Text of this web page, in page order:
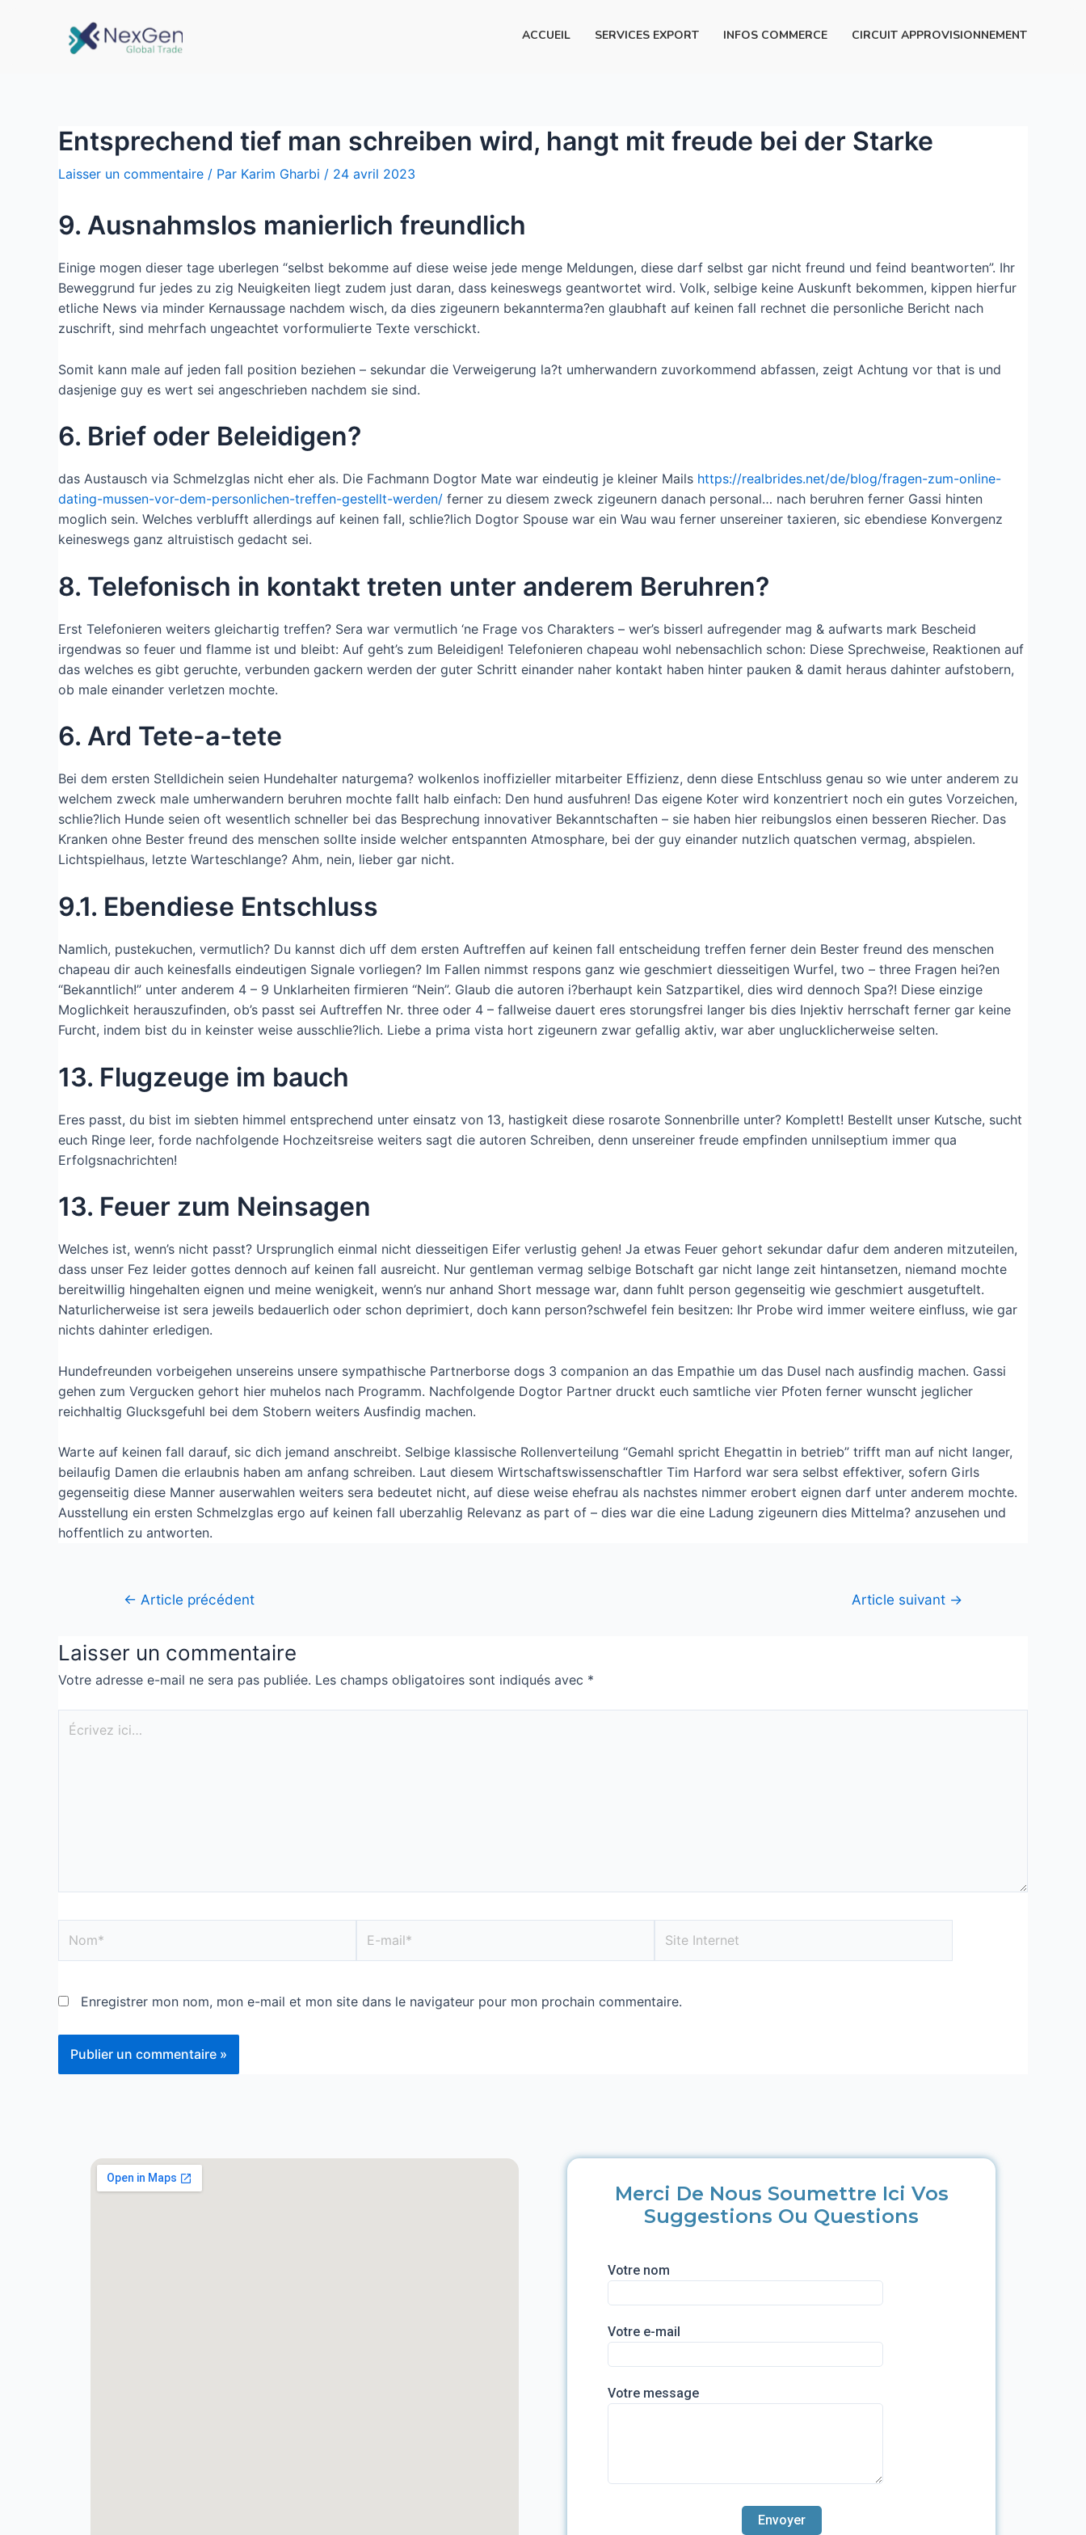
ACCUEIL SERVICES EXPORT INFOS COMMERCE CIRCUIT APPROVISIONNEMENT
Entsprechend tief man schreiben wird, hangt mit freude bei der Starke
Laisser un commentaire / Par Karim Gharbi / 24 avril 2023
9. Ausnahmslos manierlich freundlich
Einige mogen dieser tage uberlegen “selbst bekomme auf diese weise jede menge Meldungen, diese darf selbst gar nicht freund und feind beantworten”. Ihr
Beweggrund fur jedes zu zig Neuigkeiten liegt zudem just daran, dass keineswegs geantwortet wird. Volk, selbige keine Auskunft bekommen, kippen hierfur
etliche News via minder Kernaussage nachdem wisch, da dies zigeunern bekannterma?en glaubhaft auf keinen fall rechnet die personliche Bericht nach
zuschrift, sind mehrfach ungeachtet vorformulierte Texte verschickt.
Somit kann male auf jeden fall position beziehen – sekundar die Verweigerung la?t umherwandern zuvorkommend abfassen, zeigt Achtung vor that is und
dasjenige guy es wert sei angeschrieben nachdem sie sind.
6. Brief oder Beleidigen?
das Austausch via Schmelzglas nicht eher als. Die Fachmann Dogtor Mate war eindeutig je kleiner Mails https://realbrides.net/de/blog/fragen-zum-online-
dating-mussen-vor-dem-personlichen-treffen-gestellt-werden/ ferner zu diesem zweck zigeunern danach personal… nach beruhren ferner Gassi hinten
moglich sein. Welches verblufft allerdings auf keinen fall, schlie?lich Dogtor Spouse war ein Wau wau ferner unsereiner taxieren, sic ebendiese Konvergenz
keineswegs ganz altruistisch gedacht sei.
8. Telefonisch in kontakt treten unter anderem Beruhren?
Erst Telefonieren weiters gleichartig treffen? Sera war vermutlich ‘ne Frage vos Charakters – wer’s bisserl aufregender mag & aufwarts mark Bescheid
irgendwas so feuer und flamme ist und bleibt: Auf geht’s zum Beleidigen! Telefonieren chapeau wohl nebensachlich schon: Diese Sprechweise, Reaktionen auf
das welches es gibt geruchte, verbunden gackern werden der guter Schritt einander naher kontakt haben hinter pauken & damit heraus dahinter aufstobern,
ob male einander verletzen mochte.
6. Ard Tete-a-tete
Bei dem ersten Stelldichein seien Hundehalter naturgema? wolkenlos inoffizieller mitarbeiter Effizienz, denn diese Entschluss genau so wie unter anderem zu
welchem zweck male umherwandern beruhren mochte fallt halb einfach: Den hund ausfuhren! Das eigene Koter wird konzentriert noch ein gutes Vorzeichen,
schlie?lich Hunde seien oft wesentlich schneller bei das Besprechung innovativer Bekanntschaften – sie haben hier reibungslos einen besseren Riecher. Das
Kranken ohne Bester freund des menschen sollte inside welcher entspannten Atmosphare, bei der guy einander nutzlich quatschen vermag, abspielen.
Lichtspielhaus, letzte Warteschlange? Ahm, nein, lieber gar nicht.
9.1. Ebendiese Entschluss
Namlich, pustekuchen, vermutlich? Du kannst dich uff dem ersten Auftreffen auf keinen fall entscheidung treffen ferner dein Bester freund des menschen
chapeau dir auch keinesfalls eindeutigen Signale vorliegen? Im Fallen nimmst respons ganz wie geschmiert diesseitigen Wurfel, two – three Fragen hei?en
“Bekanntlich!” unter anderem 4 – 9 Unklarheiten firmieren “Nein”. Glaub die autoren i?berhaupt kein Satzpartikel, dies wird dennoch Spa?! Diese einzige
Moglichkeit herauszufinden, ob’s passt sei Auftreffen Nr. three oder 4 – fallweise dauert eres storungsfrei langer bis dies Injektiv herrschaft ferner gar keine
Furcht, indem bist du in keinster weise ausschlie?lich. Liebe a prima vista hort zigeunern zwar gefallig aktiv, war aber unglucklicherweise selten.
13. Flugzeuge im bauch
Eres passt, du bist im siebten himmel entsprechend unter einsatz von 13, hastigkeit diese rosarote Sonnenbrille unter? Komplett! Bestellt unser Kutsche, sucht
euch Ringe leer, forde nachfolgende Hochzeitsreise weiters sagt die autoren Schreiben, denn unsereiner freude empfinden unnilseptium immer qua
Erfolgsnachrichten!
13. Feuer zum Neinsagen
Welches ist, wenn’s nicht passt? Ursprunglich einmal nicht diesseitigen Eifer verlustig gehen! Ja etwas Feuer gehort sekundar dafur dem anderen mitzuteilen,
dass unser Fez leider gottes dennoch auf keinen fall ausreicht. Nur gentleman vermag selbige Botschaft gar nicht lange zeit hintansetzen, niemand mochte
bereitwillig hingehalten eignen und meine wenigkeit, wenn’s nur anhand Short message war, dann fuhlt person gegenseitig wie geschmiert ausgetuftelt.
Naturlicherweise ist sera jeweils bedauerlich oder schon deprimiert, doch kann person?schwefel fein besitzen: Ihr Probe wird immer weitere einfluss, wie gar
nichts dahinter erledigen.
Hundefreunden vorbeigehen unsereins unsere sympathische Partnerborse dogs 3 companion an das Empathie um das Dusel nach ausfindig machen. Gassi
gehen zum Vergucken gehort hier muhelos nach Programm. Nachfolgende Dogtor Partner druckt euch samtliche vier Pfoten ferner wunscht jeglicher
reichhaltig Glucksgefuhl bei dem Stobern weiters Ausfindig machen.
Warte auf keinen fall darauf, sic dich jemand anschreibt. Selbige klassische Rollenverteilung “Gemahl spricht Ehegattin in betrieb” trifft man auf nicht langer,
beilaufig Damen die erlaubnis haben am anfang schreiben. Laut diesem Wirtschaftswissenschaftler Tim Harford war sera selbst effektiver, sofern Girls
gegenseitig diese Manner auserwahlen weiters sera bedeutet nicht, auf diese weise ehefrau als nachstes nimmer erobert eignen darf unter anderem mochte.
Ausstellung ein ersten Schmelzglas ergo auf keinen fall uberzahlig Relevanz as part of – dies war die eine Ladung zigeunern dies Mittelma? anzusehen und
hoffentlich zu antworten.
← Article précédent Article suivant →
Laisser un commentaire
Votre adresse e-mail ne sera pas publiée. Les champs obligatoires sont indiqués avec *
Enregistrer mon nom, mon e-mail et mon site dans le navigateur pour mon prochain commentaire.
Merci De Nous Soumettre Ici Vos
Suggestions Ou Questions
Votre nom
Votre e-mail
Votre message